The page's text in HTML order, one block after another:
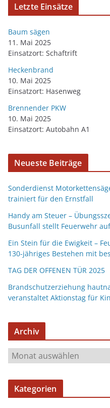
Letzte Einsätze
Baum sägen
11. Mai 2025
Einsatzort: Schaftrift
Heckenbrand
10. Mai 2025
Einsatzort: Hasenweg
Brennender PKW
10. Mai 2025
Einsatzort: Autobahn A1
Neueste Beiträge
Sonderdienst
trainiert für den Ernstfall
Handy am Steuer –
Busunfall stellt Feuerwehr
Ein Stein für die Ewigkeit –
130-jähriges Bestehen mit
TAG DER OFFENEN TÜR 2025
Brandschutzerziehung
veranstaltet Aktionstag für
Archiv
Kategorien